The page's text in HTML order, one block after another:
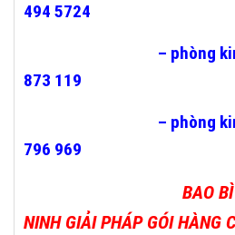
494 5724
– phòng kinh
873 119
– phòng kinh
796 969
BAO BÌ AN
NINH GIẢI PHÁP GÓI HÀNG